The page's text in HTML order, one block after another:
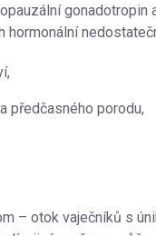
gonadotropin
hormonální
předčasného porodu,
– otok vaječníků s